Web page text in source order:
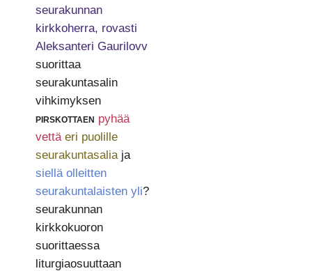
seurakunnan
kirkkoherra, rovasti
Aleksanteri Gaurilovv
suorittaa
seurakuntasalin
vihkimyksen
pirskottaen pyhää
vettä eri puolille
seurakuntasaliaja
siellä olleitten
seurakuntalaisten yli?
seurakunnan
kirkkokuoron
suorittaessa
liturgiaosuuttaan